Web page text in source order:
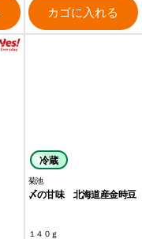
カゴに入れる
冷蔵
菊池
〆の甘味 北海道産金時豆
１４０ｇ